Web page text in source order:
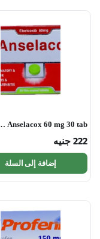
Anselacox 60 mg 30 tab …
222 جنيه
إضافة إلى السلة